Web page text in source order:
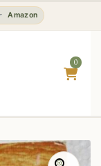
Amazon
0